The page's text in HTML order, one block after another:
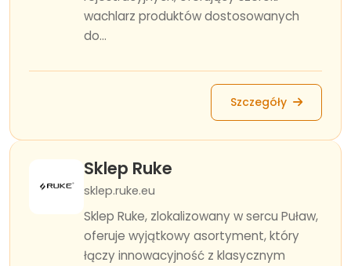
wachlarz produktów dostosowanych
do...
Szczegóły
Sklep Ruke
sklep.ruke.eu
Sklep Ruke, zlokalizowany w sercu Puław,
oferuje wyjątkowy asortyment, który
łączy innowacyjność z klasycznym